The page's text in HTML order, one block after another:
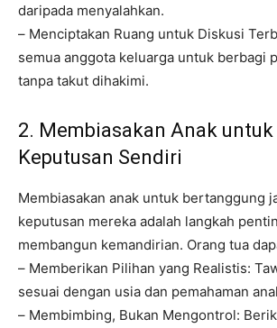
daripada menyalahkan.
– Menciptakan Ruang untuk Diskusi
semua anggota keluarga untuk berbagi
tanpa takut dihakimi.
2. Membiasakan Anak
Keputusan Sendiri
Membiasakan anak untuk bertanggung
keputusan mereka adalah langkah
membangun kemandirian. Orang tua
– Memberikan Pilihan yang Realistis:
sesuai dengan usia dan pemahaman
– Membimbing, Bukan Mengontrol: